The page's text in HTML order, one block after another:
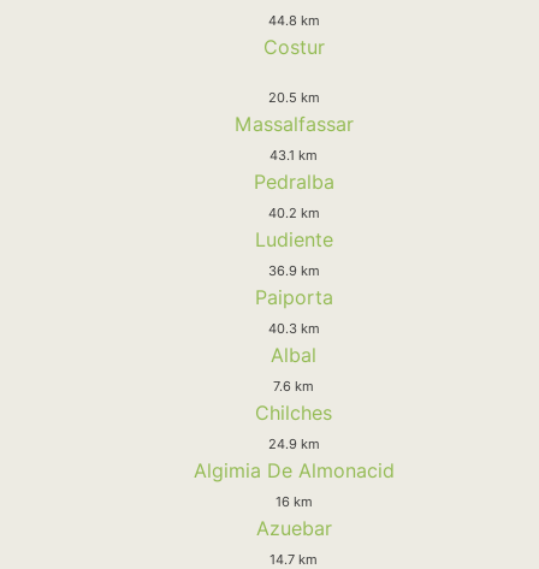
44.8 km
Costur
20.5 km
Massalfassar
43.1 km
Pedralba
40.2 km
Ludiente
36.9 km
Paiporta
40.3 km
Albal
7.6 km
Chilches
24.9 km
Algimia De Almonacid
16 km
Azuebar
14.7 km